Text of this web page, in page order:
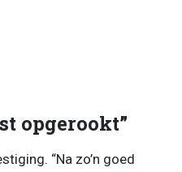
opgerookt”
“Na zo’n goed